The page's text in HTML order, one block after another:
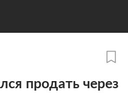
продать через